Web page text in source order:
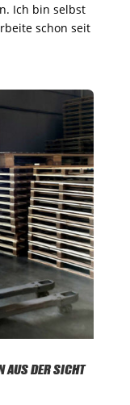
Ich bin selbst
schon seit
AUS DER SICHT